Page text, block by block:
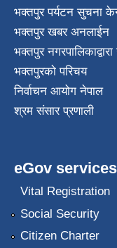
भक्तपुर पर्यटन सुचना
भक्तपुर खबर अनलाईन
भक्तपुर
भक्तपुरकाे परिचय
निर्वाचन आयोग नेपाल
श्रम संसार प्रणाली
eGov services
Vital Registration
Social Security
Citizen Charter